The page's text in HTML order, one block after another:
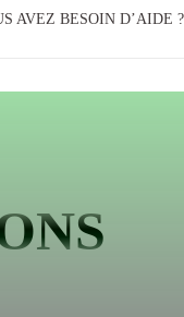
AVEZ BESOIN D’AIDE ?